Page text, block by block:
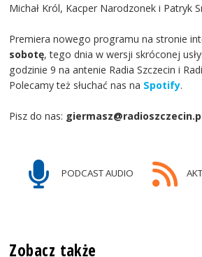
Michał Król, Kacper Narodzonek i Patryk
Premiera nowego programu na stronie
sobotę, tego dnia w wersji skróconej
godzinie 9 na antenie Radia Szczecin i
Polecamy też słuchać nas na Spotify.
Pisz do nas:
PODCAST AUDIO
Zobacz także